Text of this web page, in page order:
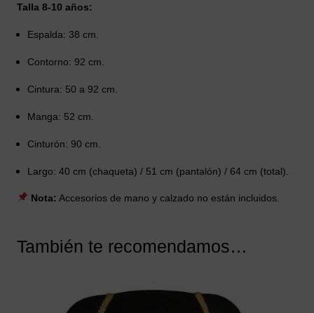
Talla 8-10 años:
Espalda: 38 cm.
Contorno: 92 cm.
Cintura: 50 a 92 cm.
Manga: 52 cm.
Cinturón: 90 cm.
Largo: 40 cm (chaqueta) / 51 cm (pantalón) / 64 cm (total).
Nota: Accesorios de mano y calzado no están incluidos.
También te recomendamos…